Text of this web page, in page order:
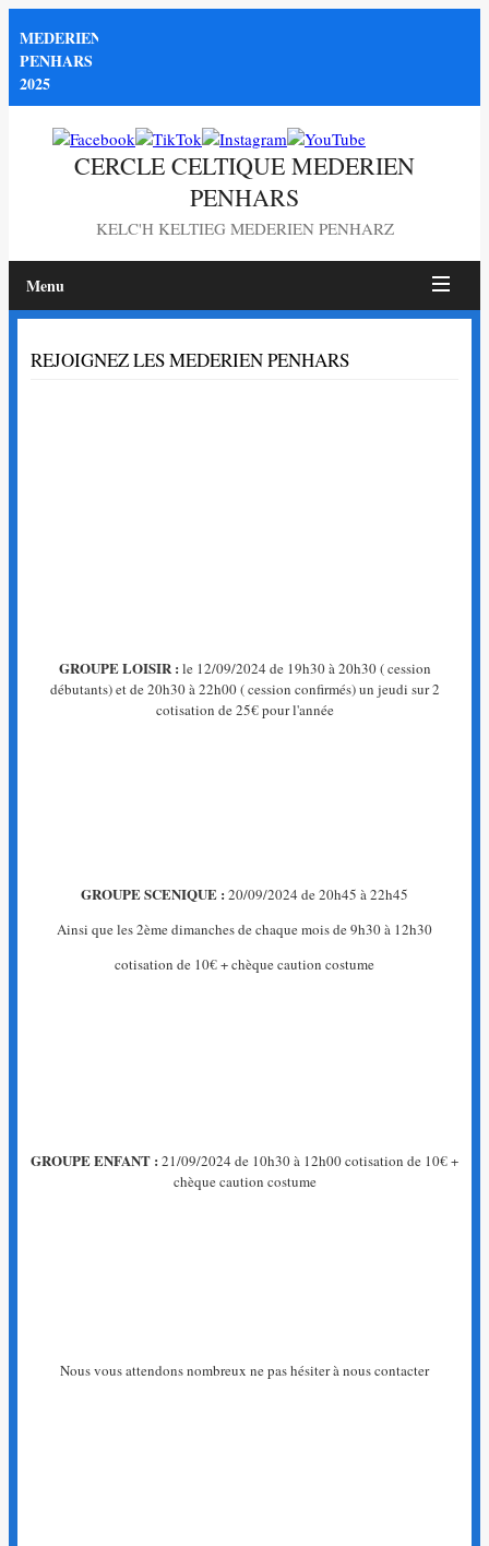
MEDERIEN
PENHARS
2025
CERCLE CELTIQUE MEDERIEN
PENHARS
KELC'H KELTIEG MEDERIEN PENHARZ
Menu
REJOIGNEZ LES MEDERIEN PENHARS
GROUPE LOISIR : le 12/09/2024 de 19h30 à 20h30 ( cession
débutants) et de 20h30 à 22h00 ( cession confirmés) un jeudi sur 2
cotisation de 25€ pour l'année
GROUPE SCENIQUE : 20/09/2024 de 20h45 à 22h45
Ainsi que les 2ème dimanches de chaque mois de 9h30 à 12h30
cotisation de 10€ + chèque caution costume
GROUPE ENFANT : 21/09/2024 de 10h30 à 12h00 cotisation de 10€ +
chèque caution costume
Nous vous attendons nombreux ne pas hésiter à nous contacter
Page